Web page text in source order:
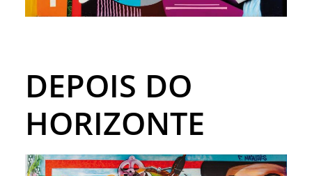
DEPOIS DO
HORIZONTE